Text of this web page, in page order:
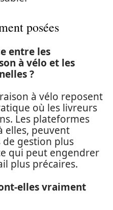
posées
entre les
à vélo et les
?
à vélo reposent
où les livreurs
Les plateformes
elles, peuvent
gestion plus
qui peut engendrer
plus précaires.
elles vraiment